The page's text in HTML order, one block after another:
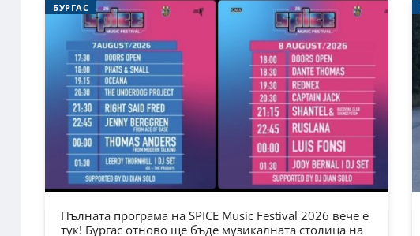
БУРГАС
Пълната програма на SPICE Music Festival 2026 вече е
тук! Бургас отново ще бъде музикалната столица на